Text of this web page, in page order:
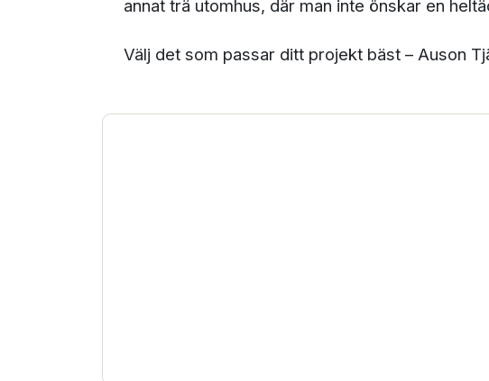
annat trä utomhus, där man inte önskar en
Välj det som passar ditt projekt bäst – Auson